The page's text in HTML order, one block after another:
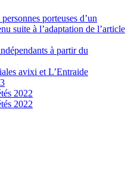
porteuses d’un
suite à l’adaptation de l’article
à partir du
avixi et L’Entraide
2022
2022